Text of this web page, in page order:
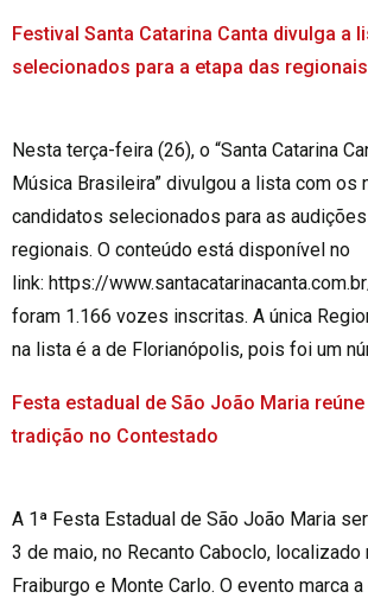
Festival Santa Catarina Canta divulga a
selecionados para a etapa das regionais
Nesta terça-feira (26), o “Santa Catarina
Música Brasileira” divulgou a lista com os
candidatos selecionados para as
regionais. O conteúdo está disponível no
link: https://
foram 1.166 vozes inscritas. A única
na lista é a de Florianópolis, pois foi um
Festa estadual de São João Maria
tradição no Contestado
A 1ª Festa Estadual de São João Maria
3 de maio, no Recanto Caboclo,
Fraiburgo e Monte Carlo. O evento marca